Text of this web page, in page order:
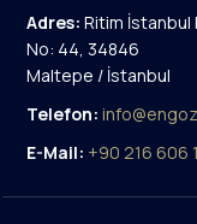
Adres: Ritim İstanbul
No: 44, 34846
Maltepe / İstanbul
Telefon:
E-Mail: +90 216 606